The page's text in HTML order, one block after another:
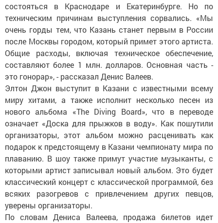
состояться в Краснодаре и Екатеринбурге. Но по
техническим причинам выступления сорвались. «Мы
очень горды тем, что Казань станет первым в России
после Москвы городом, который примет этого артиста.
Общие расходы, включая техническое обеспечение,
составляют более 1 млн. долларов. Основная часть -
это гонорар», - рассказал Денис Валеев.
Элтон Джон выступит в Казани с известными всему
миру хитами, а также исполнит несколько песен из
нового альбома «The Diving Board», что в переводе
означает «Доска для прыжков в воду». Как пошутили
организаторы, этот альбом можно расценивать как
подарок к предстоящему в Казани чемпионату мира по
плаванию. В шоу также примут участие музыканты, с
которыми артист записывал новый альбом. Это будет
классический концерт с классической программой, без
всяких разогревов с привлечением других певцов,
уверены организаторы.
По словам Дениса Валеева, продажа билетов идет